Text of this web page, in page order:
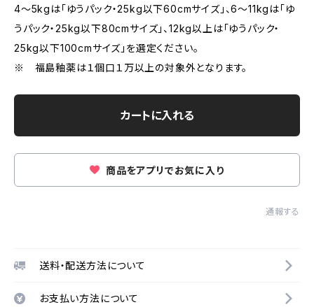
4～5kgは「ゆうパック・25kg以下60cmサイズ」、6～11kgは「ゆ
うパック・25kg以下80cmサイズ」、12kg以上は「ゆうパック・
25kg以下100cmサイズ」を選定ください。
※ 福島釉薬は１個口１万以上の対象外となります。
カートに入れる
商品をアプリでお気に入り
通報する
送料・配送方法について
お支払い方法について